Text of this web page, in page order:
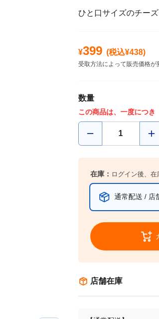
ひと口サイズのチー
¥399 (税込¥438)
受取方法によって販売価格が
数量
この商品は、一度につき
在庫： ログイン後、
通常配送 / 店
店舗在庫